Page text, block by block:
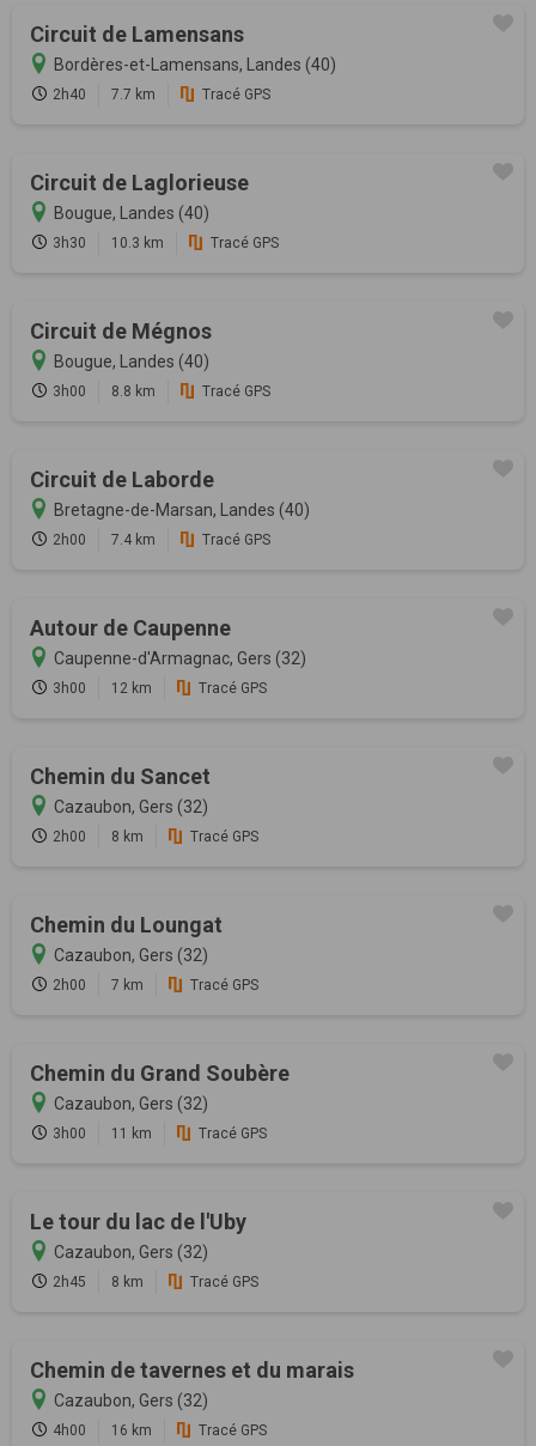
Circuit de Lamensans
Bordères-et-Lamensans, Landes (40)
2h40 7.7 km Tracé GPS
Circuit de Laglorieuse
Bougue, Landes (40)
3h30 10.3 km Tracé GPS
Circuit de Mégnos
Bougue, Landes (40)
3h00 8.8 km Tracé GPS
Circuit de Laborde
Bretagne-de-Marsan, Landes (40)
2h00 7.4 km Tracé GPS
Autour de Caupenne
Caupenne-d'Armagnac, Gers (32)
3h00 12 km Tracé GPS
Chemin du Sancet
Cazaubon, Gers (32)
2h00 8 km Tracé GPS
Chemin du Loungat
Cazaubon, Gers (32)
2h00 7 km Tracé GPS
Chemin du Grand Soubère
Cazaubon, Gers (32)
3h00 11 km Tracé GPS
Le tour du lac de l'Uby
Cazaubon, Gers (32)
2h45 8 km Tracé GPS
Chemin de tavernes et du marais
Cazaubon, Gers (32)
4h00 16 km Tracé GPS